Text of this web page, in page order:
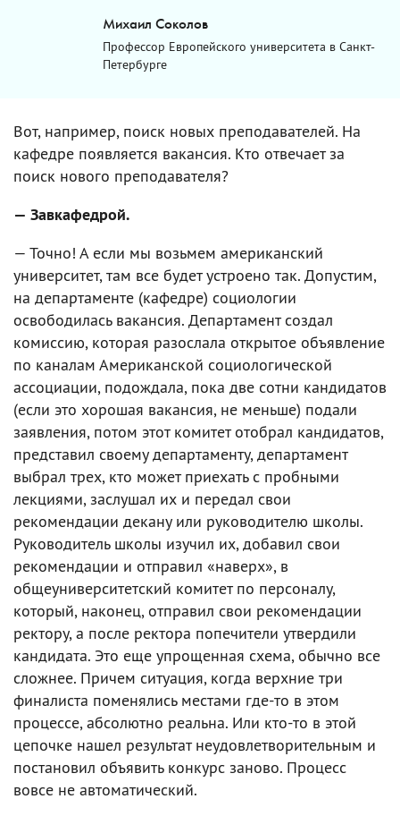
Михаил Соколов
Профессор Европейского университета в Санкт-
Петербурге
Вот, например, поиск новых преподавателей. На
кафедре появляется вакансия. Кто отвечает за
поиск нового преподавателя?
— Завкафедрой.
— Точно! А если мы возьмем американский
университет, там все будет устроено так. Допустим,
на департаменте (кафедре) социологии
освободилась вакансия. Департамент создал
комиссию, которая разослала открытое объявление
по каналам Американской социологической
ассоциации, подождала, пока две сотни кандидатов
(если это хорошая вакансия, не меньше) подали
заявления, потом этот комитет отобрал кандидатов,
представил своему департаменту, департамент
выбрал трех, кто может приехать с пробными
лекциями, заслушал их и передал свои
рекомендации декану или руководителю школы.
Руководитель школы изучил их, добавил свои
рекомендации и отправил «наверх», в
общеуниверситетский комитет по персоналу,
который, наконец, отправил свои рекомендации
ректору, а после ректора попечители утвердили
кандидата. Это еще упрощенная схема, обычно все
сложнее. Причем ситуация, когда верхние три
финалиста поменялись местами где-то в этом
процессе, абсолютно реальна. Или кто-то в этой
цепочке нашел результат неудовлетворительным и
постановил объявить конкурс заново. Процесс
вовсе не автоматический.